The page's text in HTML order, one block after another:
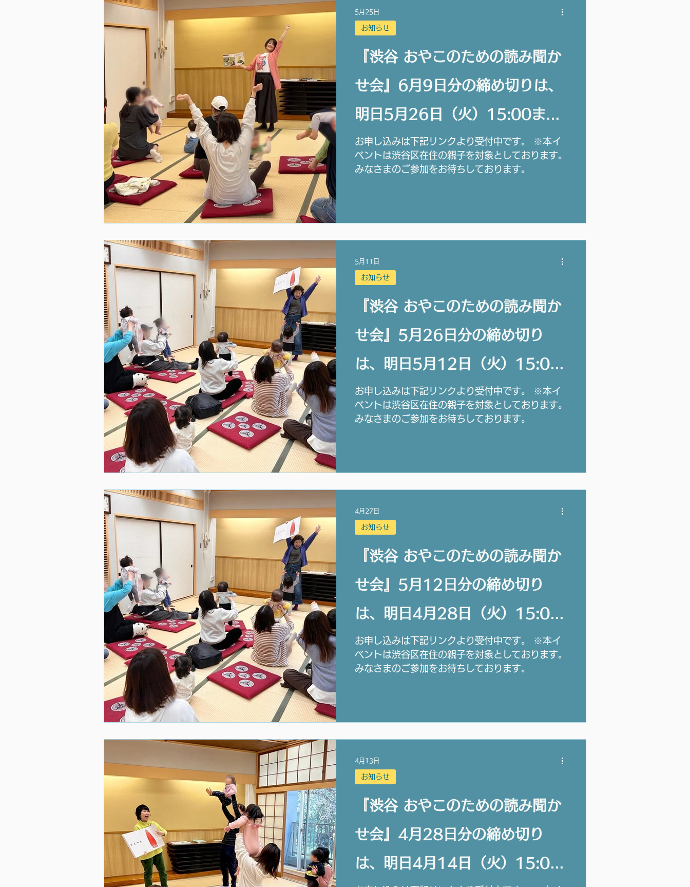
『渋谷 おやこのための読み聞か
せ会』6月9日分の締め切りは、
明日5月26日（火）15:00まで
です。
お申し込みは下記リンクより受付中です。 ※本イ
ベントは渋谷区在住の親子を対象としております。
みなさまのご参加をお待ちしております。
お知らせ
5月25日
『渋谷 おやこのための読み聞か
せ会』5月26日分の締め切り
は、明日5月12日（火）15:00
までです。
お申し込みは下記リンクより受付中です。 ※本イ
ベントは渋谷区在住の親子を対象としております。
みなさまのご参加をお待ちしております。
お知らせ
5月11日
『渋谷 おやこのための読み聞か
せ会』5月12日分の締め切り
は、明日4月28日（火）15:00
までです。
お申し込みは下記リンクより受付中です。 ※本イ
ベントは渋谷区在住の親子を対象としております。
みなさまのご参加をお待ちしております。
お知らせ
4月27日
『渋谷 おやこのための読み聞か
せ会』4月28日分の締め切り
は、明日4月14日（火）15:00
お知らせ
4月13日